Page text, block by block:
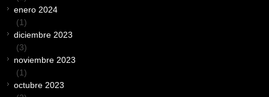
enero 2024
(1)
diciembre 2023
(3)
noviembre 2023
(1)
octubre 2023